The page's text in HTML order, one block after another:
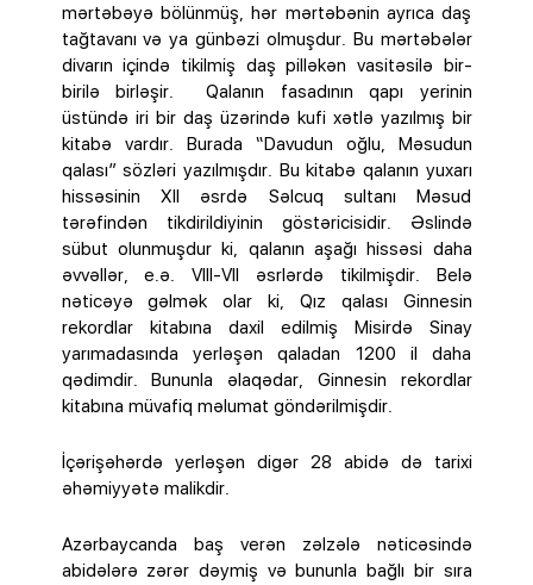
mərtəbəyə bölünmüş, hər mərtəbənin ayrıca daş
tağtavanı və ya günbəzi olmuşdur. Bu mərtəbələr
divarın içində tikilmiş daş pilləkən vasitəsilə bir-
birilə birləşir. Qalanın fasadının qapı yerinin
üstündə iri bir daş üzərində kufi xətlə yazılmış bir
kitabə vardır. Burada “Davudun oğlu, Məsudun
qalası” sözləri yazılmışdır. Bu kitabə qalanın yuxarı
hissəsinin XII əsrdə Səlcuq sultanı Məsud
tərəfindən tikdirildiyinin göstəricisidir. Əslində
sübut olunmuşdur ki, qalanın aşağı hissəsi daha
əvvəllər, e.ə. VIII-VII əsrlərdə tikilmişdir. Belə
nəticəyə gəlmək olar ki, Qız qalası Ginnesin
rekordlar kitabına daxil edilmiş Misirdə Sinay
yarımadasında yerləşən qaladan 1200 il daha
qədimdir. Bununla əlaqədar, Ginnesin rekordlar
kitabına müvafiq məlumat göndərilmişdir.
İçərişəhərdə yerləşən digər 28 abidə də tarixi
əhəmiyyətə malikdir.
Azərbaycanda baş verən zəlzələ nəticəsində
abidələrə zərər dəymiş və bununla bağlı bir sıra